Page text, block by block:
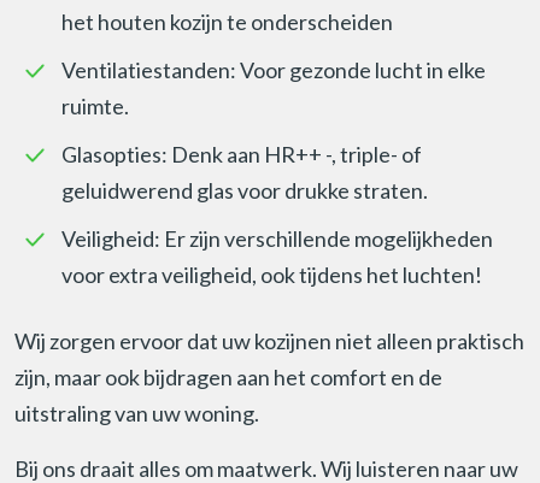
het houten kozijn te onderscheiden
Ventilatiestanden: Voor gezonde lucht in elke
ruimte.
Glasopties: Denk aan HR++ -, triple- of
geluidwerend glas voor drukke straten.
Veiligheid: Er zijn verschillende mogelijkheden
voor extra veiligheid, ook tijdens het luchten!
Wij zorgen ervoor dat uw kozijnen niet alleen praktisch
zijn, maar ook bijdragen aan het comfort en de
uitstraling van uw woning.
Bij ons draait alles om maatwerk. Wij luisteren naar uw